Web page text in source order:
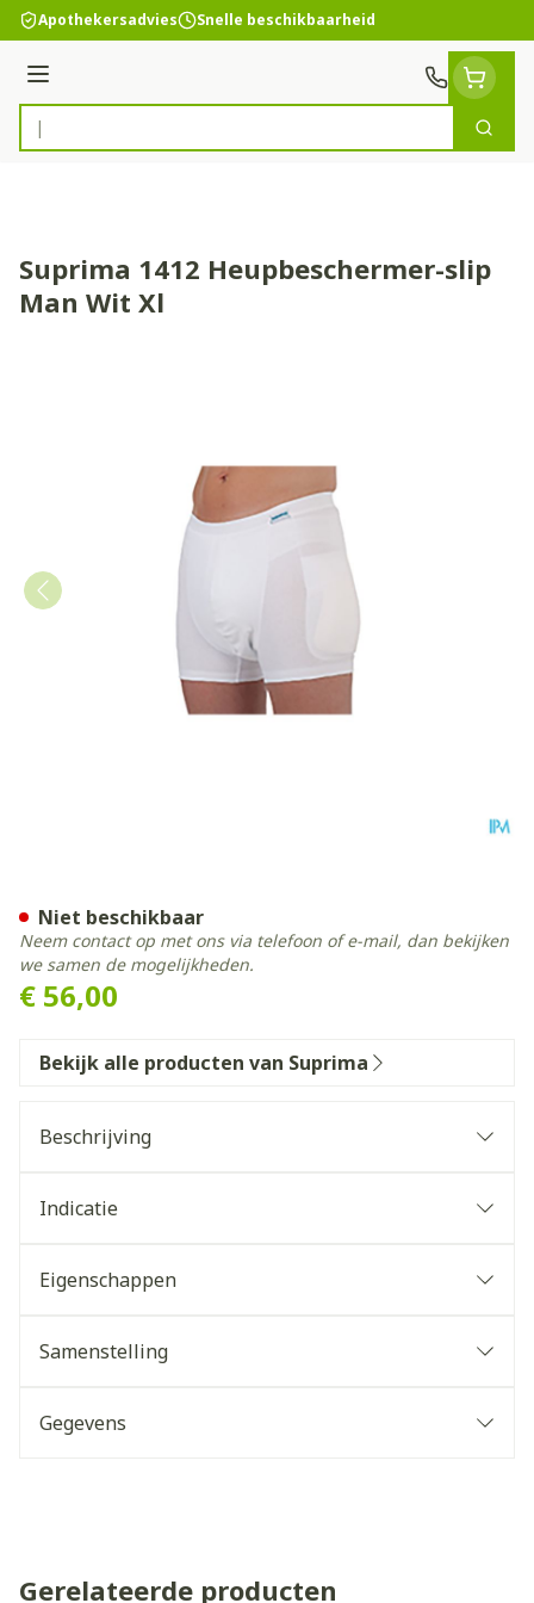
Ga naar de inhoud
Apothekersadvies Snelle beschikbaarheid
Menu
Product, merk, categorie...
Zoek
Suprima 1412 Heupbeschermer-slip
Man Wit Xl
€ 56,00
Niet beschikbaar
Neem contact op met ons via telefoon of e-mail, dan bekijken
we samen de mogelijkheden.
Bekijk alle producten van Suprima
Beschrijving
Indicatie
Eigenschappen
Samenstelling
Gegevens
Gerelateerde producten